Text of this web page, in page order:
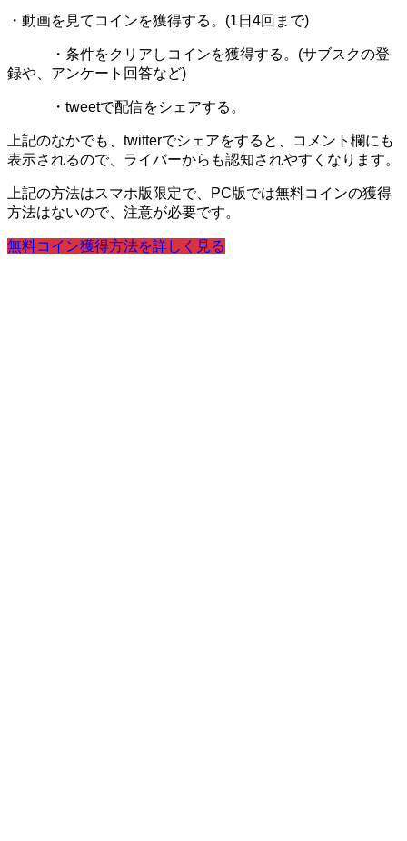
・動画を見てコインを獲得する。(1日4回まで)
・条件をクリアしコインを獲得する。(サブスクの登
録や、アンケート回答など)
・tweetで配信をシェアする。
上記のなかでも、twitterでシェアをすると、コメント欄にも
表示されるので、ライバーからも認知されやすくなります。
上記の方法はスマホ版限定で、PC版では無料コインの獲得
方法はないので、注意が必要です。
無料コイン獲得方法を詳しく見る